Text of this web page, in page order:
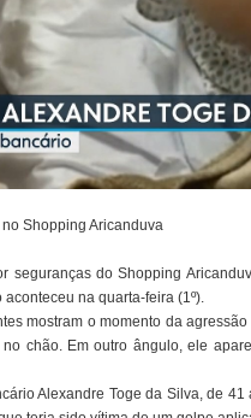
Shopping Aricanduva
seguranças do Shopping
na quarta-feira (1º).
mostram o momento da
chão. Em outro ângulo, ele
Alexandre Toge da Silva, de